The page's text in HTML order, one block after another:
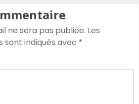
ne sera pas publiée. Les
indiqués avec *